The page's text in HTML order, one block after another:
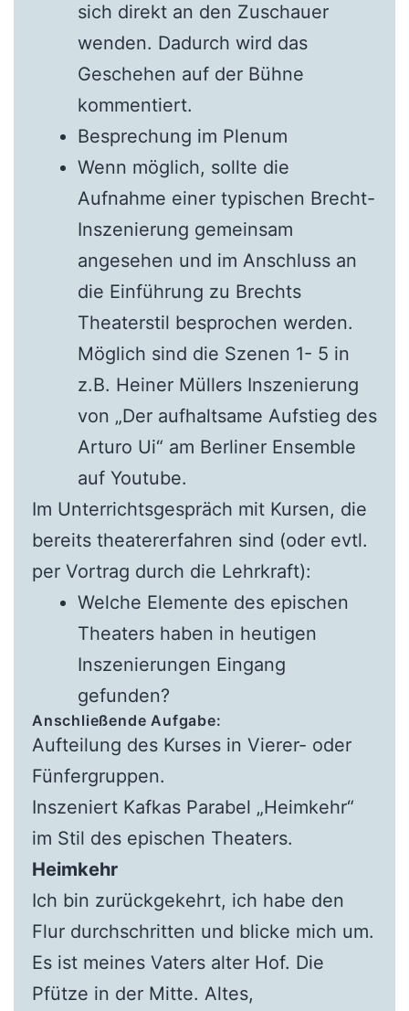
sich direkt an den Zuschauer
wenden. Dadurch wird das
Geschehen auf der Bühne
kommentiert.
Besprechung im Plenum
Wenn möglich, sollte die
Aufnahme einer typischen Brecht-
Inszenierung gemeinsam
angesehen und im Anschluss an
die Einführung zu Brechts
Theaterstil besprochen werden.
Möglich sind die Szenen 1- 5 in
z.B. Heiner Müllers Inszenierung
von „Der aufhaltsame Aufstieg des
Arturo Ui“ am Berliner Ensemble
auf Youtube.
Im Unterrichtsgespräch mit Kursen, die
bereits theatererfahren sind (oder evtl.
per Vortrag durch die Lehrkraft):
Welche Elemente des epischen
Theaters haben in heutigen
Inszenierungen Eingang
gefunden?
Anschließende Aufgabe:
Aufteilung des Kurses in Vierer- oder
Fünfergruppen.
Inszeniert Kafkas Parabel „Heimkehr“
im Stil des epischen Theaters.
Heimkehr
Ich bin zurückgekehrt, ich habe den
Flur durchschritten und blicke mich um.
Es ist meines Vaters alter Hof. Die
Pfütze in der Mitte. Altes,